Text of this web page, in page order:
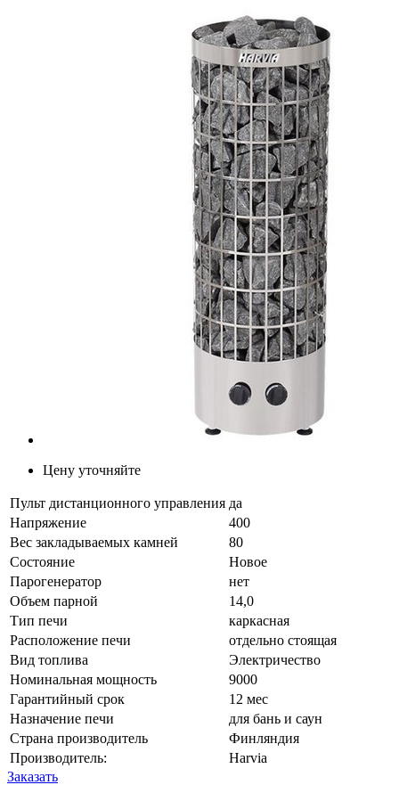
Цену уточняйте
Пульт дистанционного управления да
Напряжение
400
Вес закладываемых камней
80
Состояние
Новое
Парогенератор
нет
Объем парной
14,0
Тип печи
каркасная
Расположение печи
отдельно стоящая
Вид топлива
Электричество
Номинальная мощность
9000
Гарантийный срок
12 мес
Назначение печи
для бань и саун
Страна производитель
Финляндия
Производитель:
Harvia
Заказать